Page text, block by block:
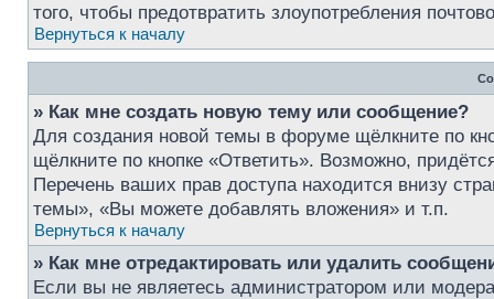
того, чтобы предотвратить злоупотребления
Вернуться к началу
» Как мне создать новую тему или сообщение?
Для создания новой темы в форуме щёлкните по
щёлкните по кнопке «Ответить». Возможно,
Перечень ваших прав доступа находится внизу
темы», «Вы можете добавлять вложения» и т.п.
Вернуться к началу
» Как мне отредактировать или удалить
Если вы не являетесь администратором или